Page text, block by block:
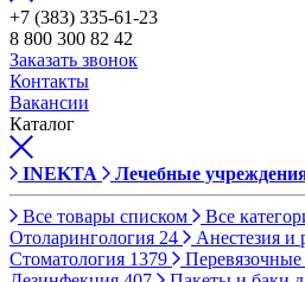
+7 (383) 335-61-23
8 800 300 82 42
Заказать звонок
Контакты
Вакансии
Каталог
INEKTA Лечебные
Все товары списком Все
Отоларингология 24 Анестезия и
Стоматология 1379 Перевязочные